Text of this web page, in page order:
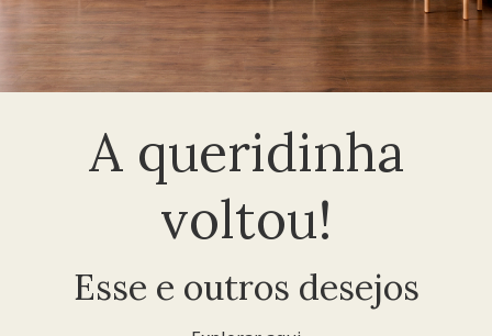
A queridinha
voltou!
Esse e outros desejos